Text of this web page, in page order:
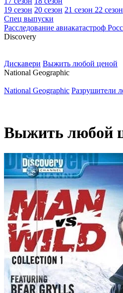
19 сезон 20 сезон 21 сезон 22 сезон
Спец выпуски
Расследование авиакатастроф
Discovery
Дискавери Выжить любой ценой
National Geographic
National Geographic Разрушители
Выжить любой